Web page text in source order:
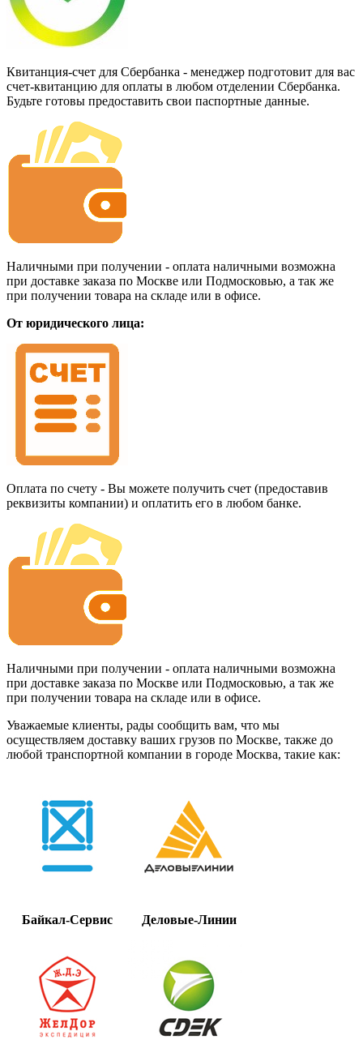
Квитанция-счет для Сбербанка - менеджер подготовит для вас
счет-квитанцию для оплаты в любом отделении Сбербанка.
Будьте готовы предоставить свои паспортные данные.
Наличными при получении - оплата наличными возможна
при доставке заказа по Москве или Подмосковью, а так же
при получении товара на складе или в офисе.
От юридического лица:
Оплата по счету - Вы можете получить счет (предоставив
реквизиты компании) и оплатить его в любом банке.
Наличными при получении - оплата наличными возможна
при доставке заказа по Москве или Подмосковью, а так же
при получении товара на складе или в офисе.
Уважаемые клиенты, рады сообщить вам, что мы
осуществляем доставку ваших грузов по Москве, также до
любой транспортной компании в городе Москва, такие как:
Байкал-Сервис Деловые-Линии